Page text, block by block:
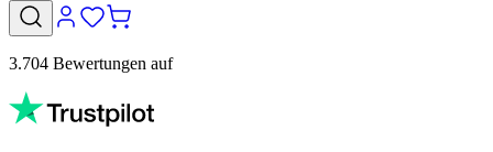
3.704 Bewertungen auf